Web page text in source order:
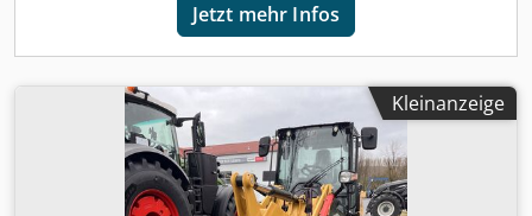
Jetzt mehr Infos
Kleinanzeige